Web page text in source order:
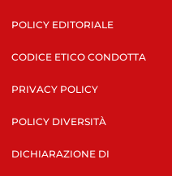
POLICY EDITORIALE
CODICE ETICO CONDOTTA
PRIVACY POLICY
POLICY DIVERSITÀ
DICHIARAZIONE DI